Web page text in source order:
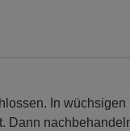
In wüchsigen
Dann